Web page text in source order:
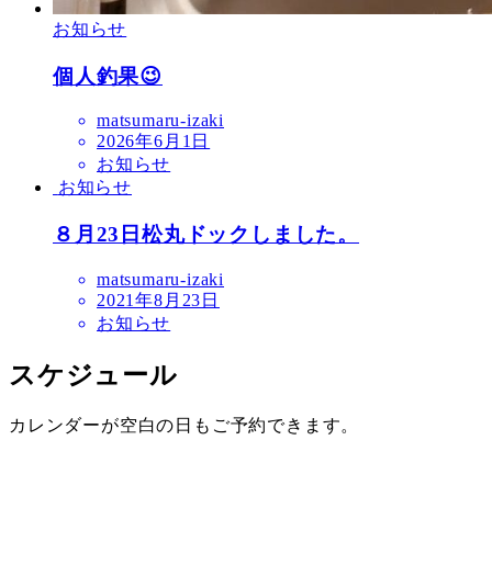
お知らせ
個人釣果😉
matsumaru-izaki
2026年6月1日
お知らせ
お知らせ
８月23日松丸ドックしました。
matsumaru-izaki
2021年8月23日
お知らせ
スケジュール
カレンダーが空白の日もご予約できます。